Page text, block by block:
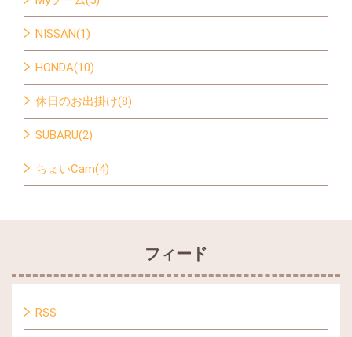
NISSAN(1)
HONDA(10)
休日のお出掛け(8)
SUBARU(2)
ちょいCam(4)
フィード
RSS